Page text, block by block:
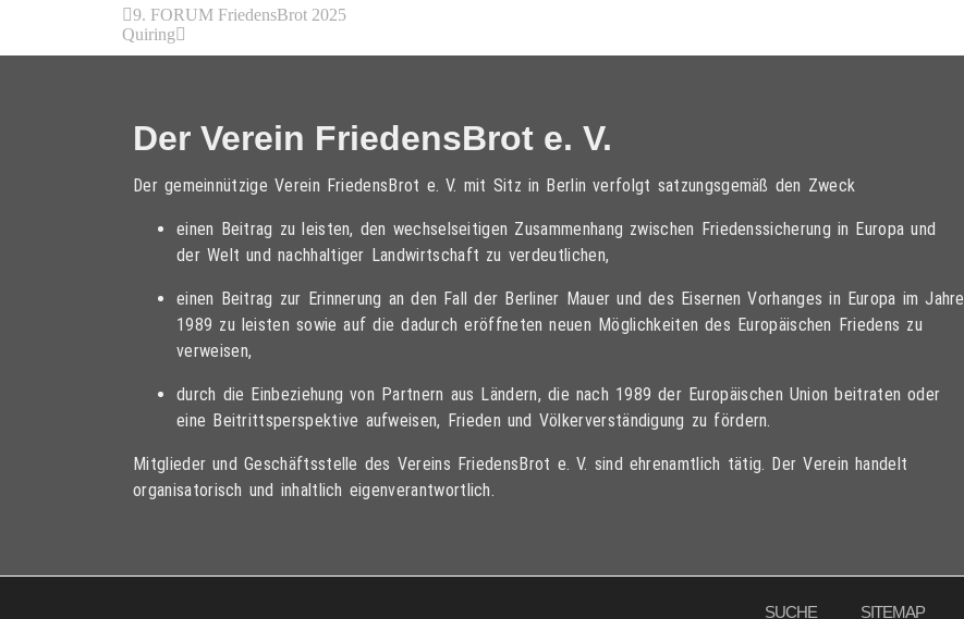
9. FORUM FriedensBrot 2025
Quiring
Der Verein FriedensBrot e. V.
Der gemeinnützige Verein FriedensBrot e. V. mit Sitz in Berlin verfolgt satzungsgemäß den Zweck
einen Beitrag zu leisten, den wechselseitigen Zusammenhang zwischen Friedenssicherung in Europa und
der Welt und nachhaltiger Landwirtschaft zu verdeutlichen,
einen Beitrag zur Erinnerung an den Fall der Berliner Mauer und des Eisernen Vorhanges in Europa im Jahre
1989 zu leisten sowie auf die dadurch eröffneten neuen Möglichkeiten des Europäischen Friedens zu
verweisen,
durch die Einbeziehung von Partnern aus Ländern, die nach 1989 der Europäischen Union beitraten oder
eine Beitrittsperspektive aufweisen, Frieden und Völkerverständigung zu fördern.
Mitglieder und Geschäftsstelle des Vereins FriedensBrot e. V. sind ehrenamtlich tätig. Der Verein handelt
organisatorisch und inhaltlich eigenverantwortlich.
SUCHE SITEMAP